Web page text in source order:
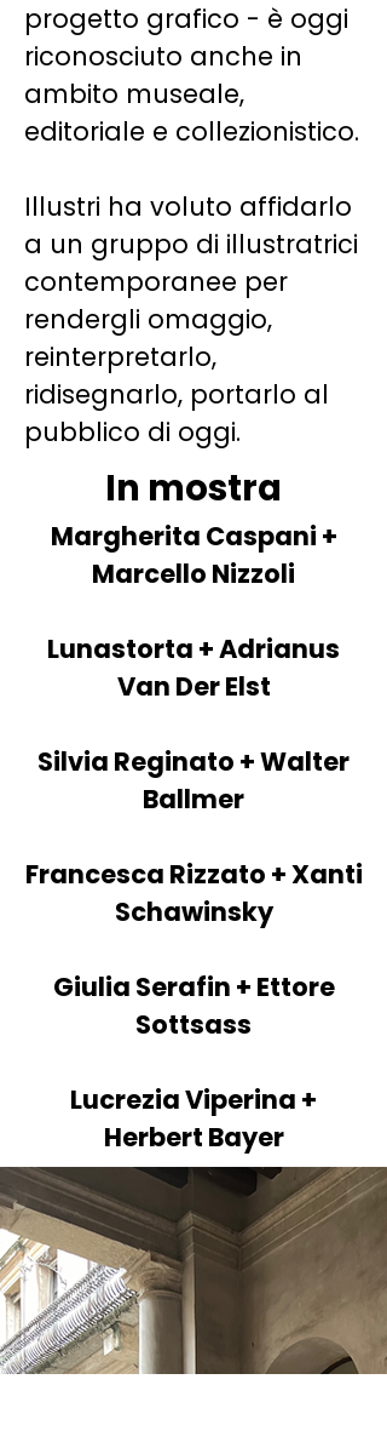
progetto grafico - è oggi
riconosciuto anche in
ambito museale,
editoriale e collezionistico.
Illustri ha voluto affidarlo
a un gruppo di illustratrici
contemporanee per
rendergli omaggio,
reinterpretarlo,
ridisegnarlo, portarlo al
pubblico di oggi.
In mostra
Margherita Caspani +
Marcello Nizzoli
Lunastorta + Adrianus
Van Der Elst
Silvia Reginato + Walter
Ballmer
Francesca Rizzato + Xanti
Schawinsky
Giulia Serafin + Ettore
Sottsass
Lucrezia Viperina +
Herbert Bayer